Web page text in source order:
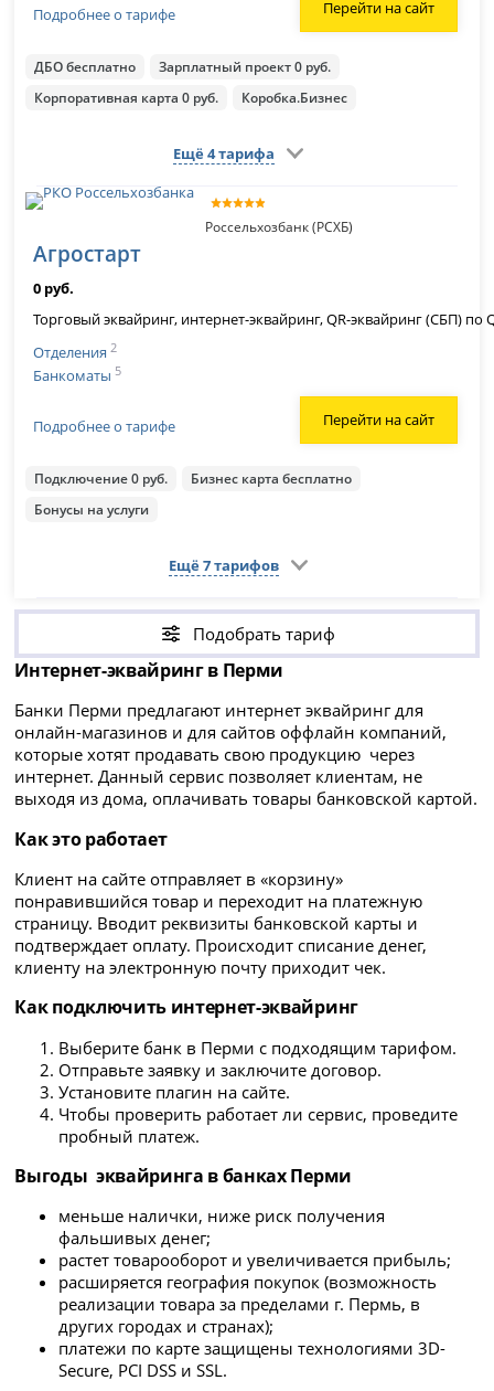
Подробнее о тарифе Перейти на сайт
ДБО бесплатно
Зарплатный проект 0 руб.
Корпоративная карта 0 руб.
Коробка.Бизнес
Ещё 4 тарифа
Россельхозбанк (РСХБ)
Агростарт
0 руб.
Торговый эквайринг, интернет-эквайринг, QR-эквайринг (СБП) по
Отделения2
Банкоматы 5
Подробнее о тарифе Перейти на сайт
Подключение 0 руб.
Бизнес карта бесплатно
Бонусы на услуги
Ещё 7 тарифов
Подобрать тариф
Интернет-эквайринг в Перми
Банки Перми предлагают интернет эквайринг для
онлайн-магазинов и для сайтов оффлайн компаний,
которые хотят продавать свою продукцию через
интернет. Данный сервис позволяет клиентам, не
выходя из дома, оплачивать товары банковской картой.
Как это работает
Клиент на сайте отправляет в «корзину»
понравившийся товар и переходит на платежную
страницу. Вводит реквизиты банковской карты и
подтверждает оплату. Происходит списание денег,
клиенту на электронную почту приходит чек.
Как подключить интернет-эквайринг
Выберите банк в Перми с подходящим тарифом.
Отправьте заявку и заключите договор.
Установите плагин на сайте.
Чтобы проверить работает ли сервис, проведите
пробный платеж.
Выгоды эквайринга в банках Перми
меньше налички, ниже риск получения
фальшивых денег;
растет товарооборот и увеличивается прибыль;
расширяется география покупок (возможность
реализации товара за пределами г. Пермь, в
других городах и странах);
платежи по карте защищены технологиями 3D-
Secure, PCI DSS и SSL.